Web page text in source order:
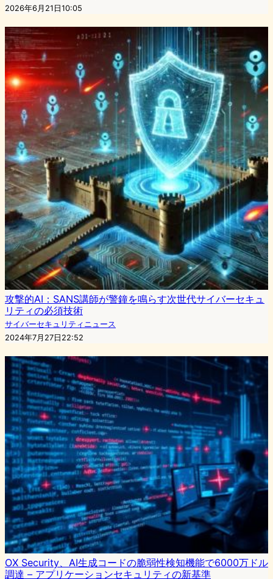
2026年6月21日10:05
攻撃的AI：SANS講師が警鐘を鳴らす次世代サイバーセキュ
リティの必須技術
サイバーセキュリティニュース
2024年7月27日22:52
OX Security、AI生成コードの脆弱性検知機能で6000万ドル
調達 – アプリケーションセキュリティの新基準